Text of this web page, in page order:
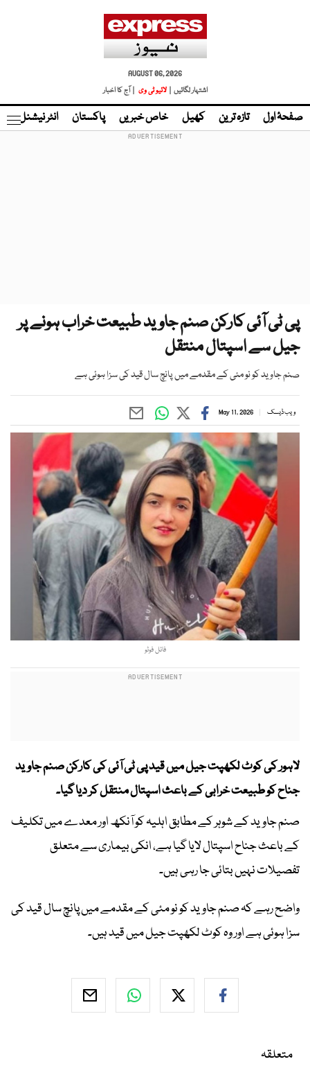
AUGUST 06, 2026
اشتہار لگائیں |
لائیو ٹی وی | آج کا اخبار
صفحۂ اول تازہ ترین کھیل خاص خبریں پاکستان انٹر نیشنل
پی ٹی آئی کارکن صنم جاوید طبیعت خراب ہونے پر
جیل سے اسپتال منتقل
صنم جاوید کو نو مئی کے مقدمے میں پانچ سال قید کی سزا ہوئی ہے
ویب ڈیسک May 11, 2026
فائل فوٹو
لاہور کی کوٹ لکھپت جیل میں قید پی ٹی آئی کی کارکن صنم جاوید
جناح کو طبیعت خرابی کے باعث اسپتال منتقل کر دیا گیا۔
صنم جاوید کے شوہر کے مطابق اہلیہ کو آنکھ اور معدے میں تکلیف
کے باعث جناح اسپتال لایا گیا ہے، انکی بیماری سے متعلق
تفصیلات نہیں بتائی جا رہی ہیں۔
واضح رہے کہ صنم جاوید کو نو مئی کے مقدمے میں پانچ سال قید کی
سزا ہوئی ہے اور وہ کوٹ لکھپت جیل میں قید ہیں۔
متعلقہ